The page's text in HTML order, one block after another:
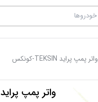
واتر پمپ پراید TEKSIN-کونکس
واتر پمپ پراید TEKSIN-کونکس